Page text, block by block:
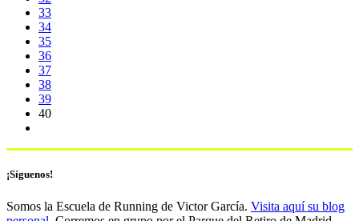
33
34
35
36
37
38
39
40
¡Síguenos!
Somos la Escuela de Running de Victor García. Visita aquí su blog